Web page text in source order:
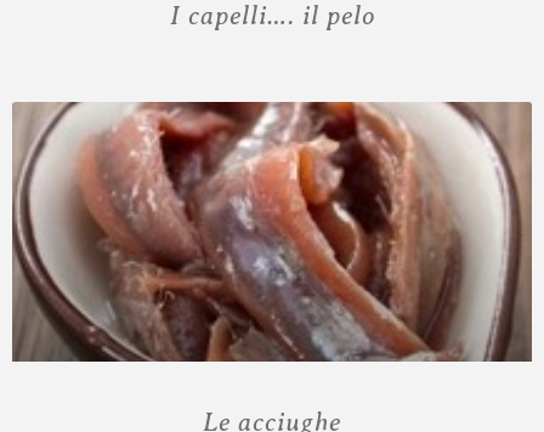
I capelli…. il pelo
Le acciughe